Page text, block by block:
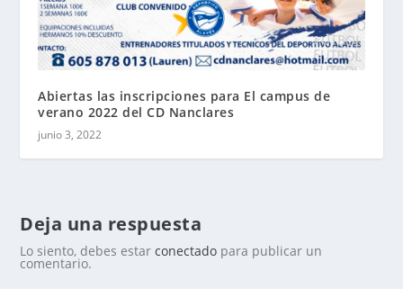
Abiertas las inscripciones para El campus de
verano 2022 del CD Nanclares
junio 3, 2022
Deja una respuesta
Lo siento, debes estarconectado para publicar un
comentario.